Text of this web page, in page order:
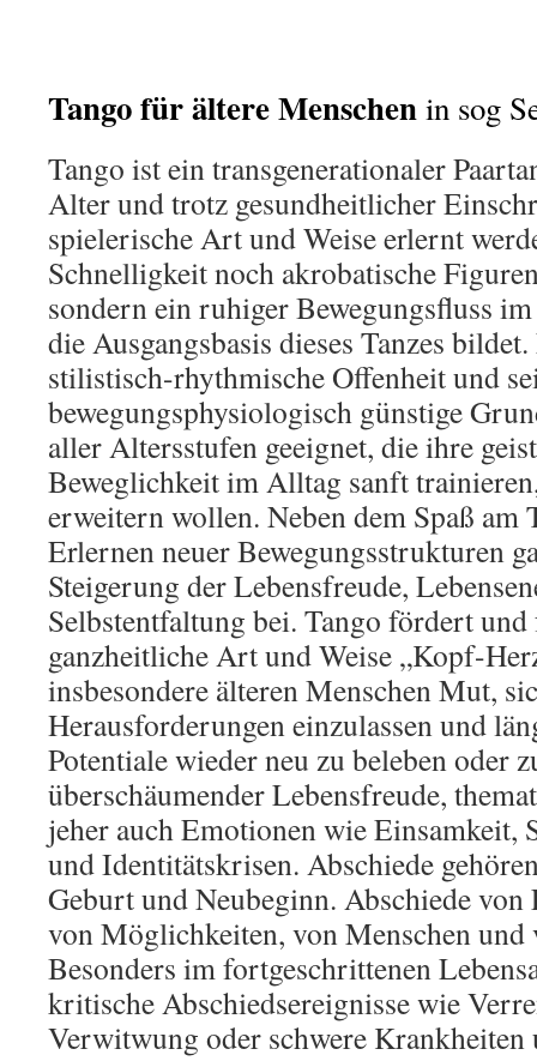
Tango für ältere Menschenin sog
Tango ist ein transgenerationaler
Alter und trotz gesundheitlicher
spielerische Art und Weise erlernt
Schnelligkeit noch akrobatische
sondern ein ruhiger Bewegungsfluss
die Ausgangsbasis dieses Tanzes
stilistisch-rhythmische Offenheit und
bewegungsphysiologisch günstige
aller Altersstufen geeignet, die ihre
Beweglichkeit im Alltag sanft
erweitern wollen. Neben dem Spaß am
Erlernen neuer Bewegungsstrukturen
Steigerung der Lebensfreude,
Selbstentfaltung bei. Tango fördert
ganzheitliche Art und Weise „Kopf-
insbesondere älteren Menschen Mut,
Herausforderungen einzulassen und
Potentiale wieder neu zu beleben oder
überschäumender Lebensfreude,
jeher auch Emotionen wie Einsamkeit,
und Identitätskrisen. Abschiede
Geburt und Neubeginn. Abschiede von
von Möglichkeiten, von Menschen und
Besonders im fortgeschrittenen
kritische Abschiedsereignisse wie
Verwitwung oder schwere Krankheiten